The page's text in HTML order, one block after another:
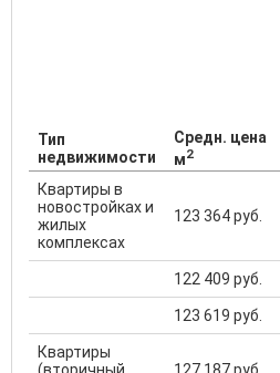
Тип
недвижимости
Средн. цена
м2
Квартиры в
новостройках и
жилых
комплексах
123 364 руб.
122 409 руб.
123 619 руб.
Квартиры